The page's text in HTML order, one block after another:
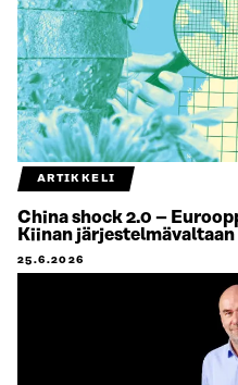
ARTIKKELI
China shock 2.0 –
Kiinan järjestelmävaltaan
25.6.2026